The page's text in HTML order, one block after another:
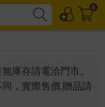
0
庫存請電洽門市。
，實際售價.贈品請